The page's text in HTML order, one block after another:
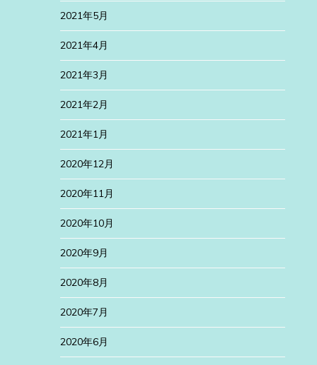
2021年5月
2021年4月
2021年3月
2021年2月
2021年1月
2020年12月
2020年11月
2020年10月
2020年9月
2020年8月
2020年7月
2020年6月